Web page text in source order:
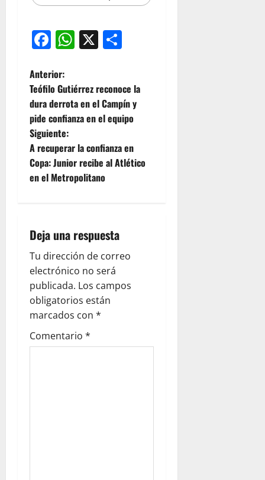
Facebook
WhatsApp
X
Anterior:
Teófilo Gutiérrez reconoce la
dura derrota en el Campín y
pide confianza en el equipo
Siguiente:
A recuperar la confianza en
Copa: Junior recibe al Atlético
en el Metropolitano
Deja una respuesta
Tu dirección de correo
electrónico no será
publicada. Los campos
obligatorios están
marcados con *
Comentario *